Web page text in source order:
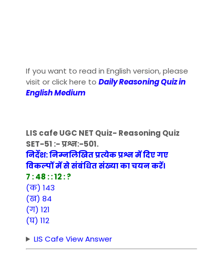
If you want to read in English version, please
visit or click here to Daily Reasoning Quiz in
English Medium
LIS cafe UGC NET Quiz- Reasoning Quiz
SET-51 :- प्रश्न:-501.
निर्देश: निम्नलिखित प्रत्येक प्रश्न में दिए गए
विकल्पों में से संबंधित संख्या का चयन करें।
7 : 48 : : 12 : ?
(क) 143
(ख) 84
(ग) 121
(घ) 112
LIS Cafe View Answer